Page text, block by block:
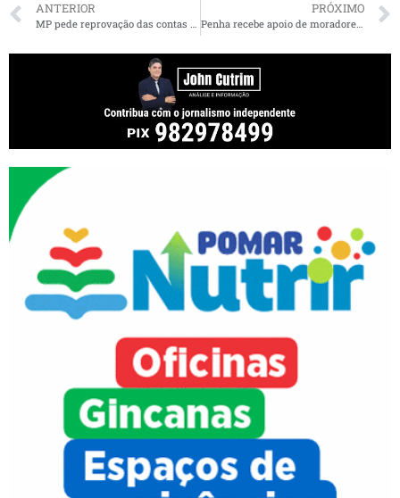
ANTERIOR PRÓXIMO
Penha recebe apoio de moradores da Forquilha